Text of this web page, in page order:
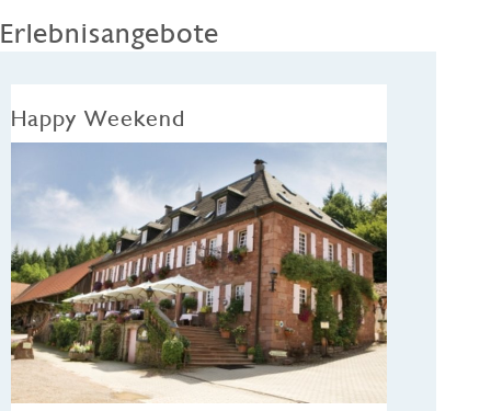
Erlebnisangebote
Happy Weekend